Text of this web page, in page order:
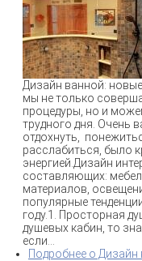
Дизайн ванной:
мы не только
процедуры, но и
трудного дня. Очень
отдохнуть,
расслабиться, было
энергией.Дизайн
составляющих:
материалов,
популярные
году.1. Просторная
душевых кабин, то
если...
Подробнее о Дизайн